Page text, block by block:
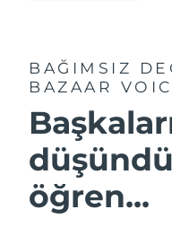
BAĞIMSIZ
BAZAAR
öğren...